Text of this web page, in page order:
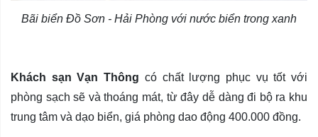
Bãi biển Đồ Sơn - Hải Phòng với nước biển trong xanh
Khách sạn Vạn Thông có chất lượng phục vụ tốt với
phòng sạch sẽ và thoáng mát, từ đây dễ dàng đi bộ ra khu
trung tâm và dạo biển, giá phòng dao động 400.000 đồng.